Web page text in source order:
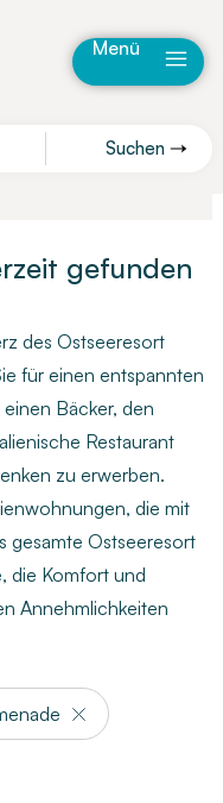
Menü
Suchen
gefunden
des Ostseeresort
für einen entspannten
Bäcker, den
Restaurant
zu erwerben.
die mit
gesamte Ostseeresort
die Komfort und
Annehmlichkeiten